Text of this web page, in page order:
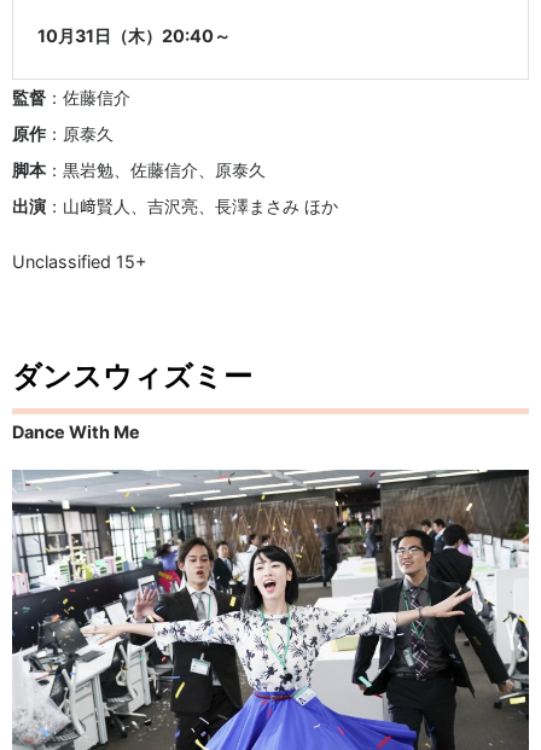
10月31日（木）20:40～
監督 ：佐藤信介
原作：原泰久
脚本：黒岩勉、佐藤信介、原泰久
出演 ：山﨑賢人、吉沢亮、長澤まさみ ほか
Unclassified 15+
ダンスウィズミー
Dance With Me